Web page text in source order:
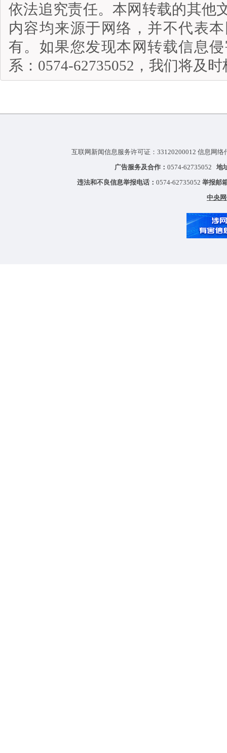
依法追究责任。本网转载的其他
内容均来源于网络，并不代表
有。如果您发现本网转载信息
系：0574-62735052，我们将及
互联网新闻信息服务许可证：33120200012 信息网
广告服务及合作： 0574-62735052 地
违法和不良信息举报电话： 0574-62735052 举报邮
中央